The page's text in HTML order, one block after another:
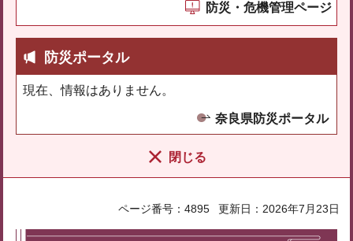
防災・危機管理ページ
防災ポータル
現在、情報はありません。
奈良県防災ポータル
閉じる
ページ番号：4895 更新日：2026年7月23日